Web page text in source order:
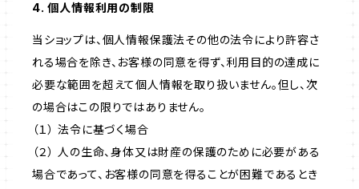
4. 個人情報利用の制限
当ショップは、個人情報保護法その他の法令により許容さ
れる場合を除き、お客様の同意を得ず、利用目的の達成に
必要な範囲を超えて個人情報を取り扱いません。但し、次
の場合はこの限りではありません。
（１） 法令に基づく場合
（２） 人の生命、身体又は財産の保護のために必要がある
場合であって、お客様の同意を得ることが困難であるとき